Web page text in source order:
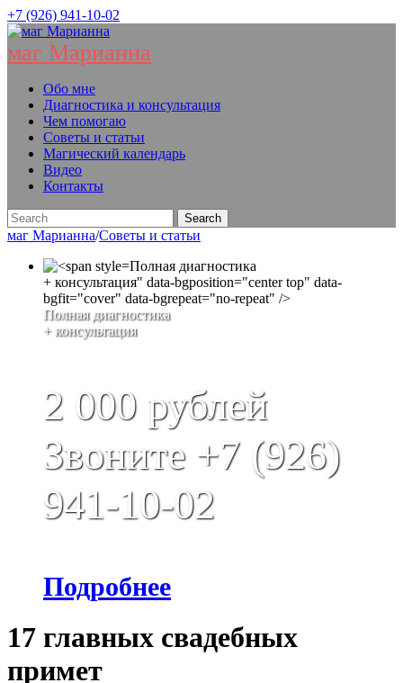
+7 (926) 941-10-02
маг Марианна
Обо мне
Диагностика и консультация
Чем помогаю
Советы и статьи
Магический календарь
Видео
Контакты
маг Марианна/Советы и статьи
Полная диагностика
+ консультация" data-bgposition="center top" data-
bgfit="cover" data-bgrepeat="no-repeat" />
Полная диагностика
+ консультация
2 000 рублей
Звоните +7 (926)
941-10-02
Подробнее
17 главных свадебных
примет